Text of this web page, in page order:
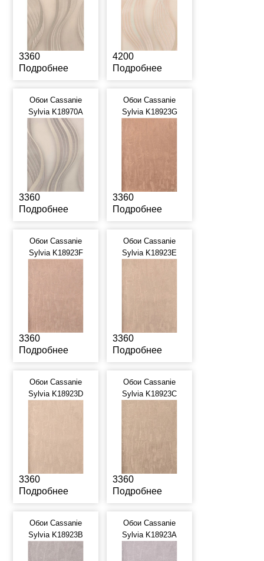
3360
Подробнее
4200
Подробнее
Обои Cassanie
Sylvia K18970A
3360
Подробнее
Обои Cassanie
Sylvia K18923G
3360
Подробнее
Обои Cassanie
Sylvia K18923F
3360
Подробнее
Обои Cassanie
Sylvia K18923E
3360
Подробнее
Обои Cassanie
Sylvia K18923D
3360
Подробнее
Обои Cassanie
Sylvia K18923C
3360
Подробнее
Обои Cassanie
Sylvia K18923B
Обои Cassanie
Sylvia K18923A